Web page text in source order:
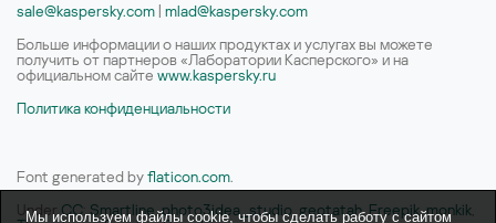
sale@kaspersky.com | mlad@kaspersky.com
Больше информации о наших продуктах и услугах вы можете
получить от партнеров «Лаборатории Касперского» и на
официальном сайтеwww.kaspersky.ru
Политика конфиденциальности
Font generated byflaticon.com.
Under CC Smartline,photo3idea_studio geotatah, Freepik,monkik
Мы используем файлы cookie, чтобы сделать работу с сайтом